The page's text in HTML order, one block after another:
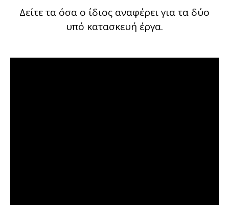
Δείτε τα όσα ο ίδιος αναφέρει για τα δύο
υπό κατασκευή έργα.